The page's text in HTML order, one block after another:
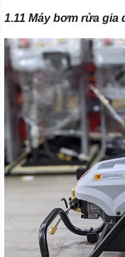
1.11 Máy bơm rửa gia